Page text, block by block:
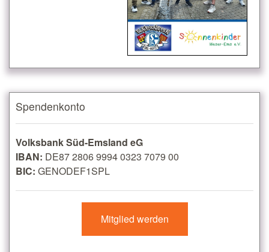
Spendenkonto
Volksbank Süd-Emsland eG
IBAN: DE87 2806 9994 0323 7079 00
BIC: GENODEF1SPL
Mitglied werden